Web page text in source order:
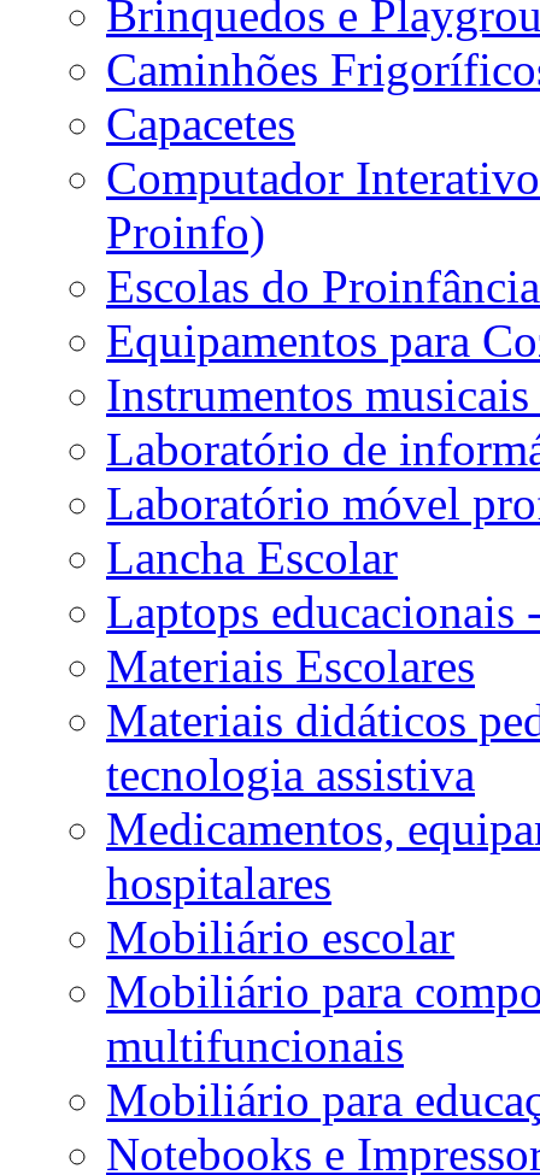
Brinquedos e
Caminhões
Capacetes
Computador
Proinfo)
Escolas do
Equipamentos para
Instrumentos
Laboratório de
Laboratório móvel
Lancha Escolar
Laptops educacionais
Materiais Escolares
Materiais didáticos
tecnologia assistiva
Medicamentos,
hospitalares
Mobiliário escolar
Mobiliário para
multifuncionais
Mobiliário para
Notebooks e